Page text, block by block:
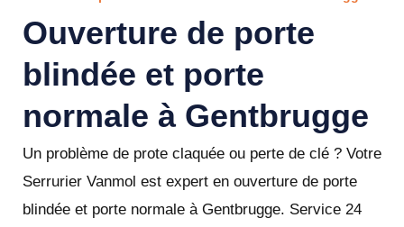
Ouverture de porte
blindée et porte
normale à Gentbrugge
Un problème de prote claquée ou perte de clé ? Votre
Serrurier Vanmol est expert en ouverture de porte
blindée et porte normale à Gentbrugge. Service 24